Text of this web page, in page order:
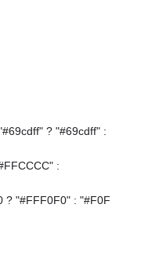
? "#69cdff" :
:
? "#FFF0F0" : "#F0F